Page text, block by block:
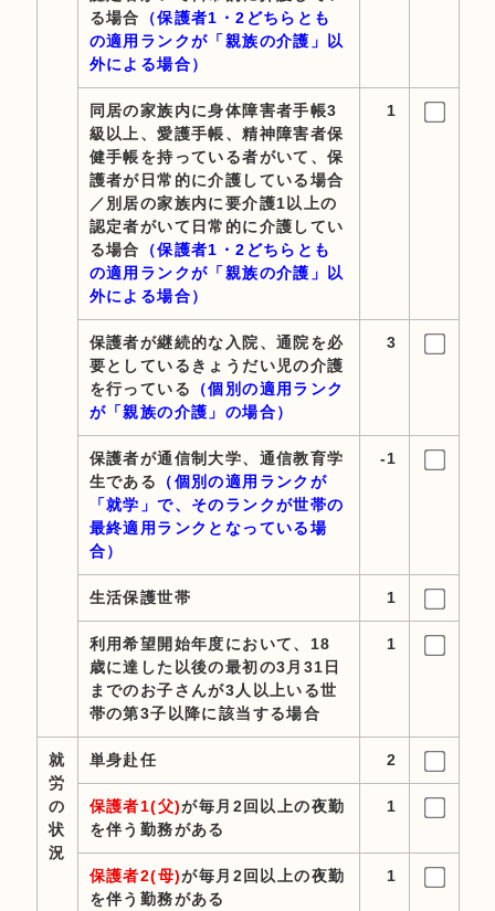
る場合
（保護者1・2どちらとも
の適用ランクが「親族の介護」以
外による場合）
同居の家族内に身体障害者手帳3
級以上、愛護手帳、精神障害者保
健手帳を持っている者がいて、保
護者が日常的に介護している場合
／別居の家族内に要介護1以上の
認定者がいて日常的に介護してい
る場合
（保護者1・2どちらとも
の適用ランクが「親族の介護」以
外による場合）
1
保護者が継続的な入院、通院を必
要としているきょうだい児の介護
を行っている
（個別の適用ランク
が「親族の介護」の場合）
3
保護者が通信制大学、通信教育学
生である
（個別の適用ランクが
「就学」で、そのランクが世帯の
最終適用ランクとなっている場
合）
-1
生活保護世帯 1
利用希望開始年度において、18
歳に達した以後の最初の3月31日
までのお子さんが3人以上いる世
帯の第3子以降に該当する場合
1
就
労
の
状
況
単身赴任 2
保護者1(父)が毎月2回以上の夜勤
を伴う勤務がある
1
保護者2(母)が毎月2回以上の夜勤
を伴う勤務がある
1